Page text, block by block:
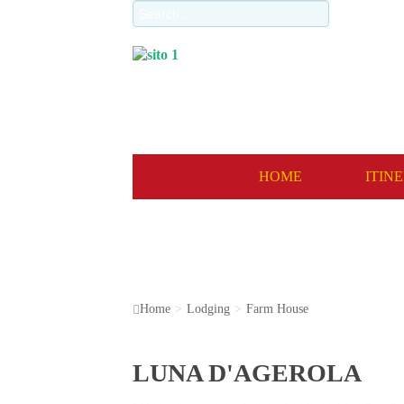
HOME
‹
Home > Lodging > Farm House
LUNA D'AGEROLA